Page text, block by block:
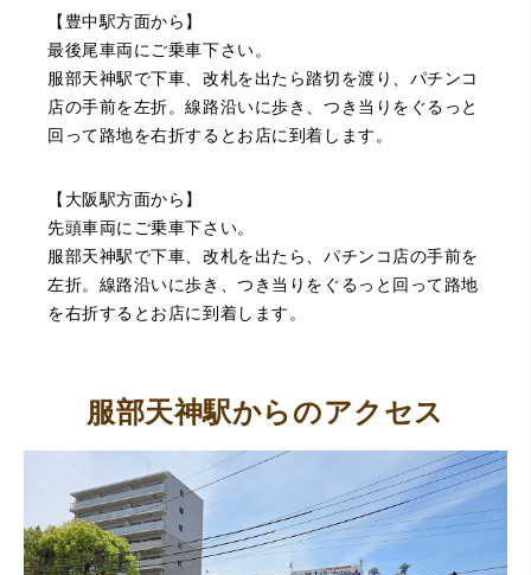
（豊中市西泉丘）初めて利用しましたが、とても親切丁寧
に査定をして頂き思いもよらない価格をいただきました。
正直他店の倍以上で驚きました。また機会があれば利用し
ます。
（大阪府東大阪市）ネットを見て安心できるお店であると
感じて飛び込みで訪問。飛びこみにも関わらず、とても親
切、丁ねいな対応をして頂き、思っていた以上の信用でき
るお店でした。満足いく金額で買い取って頂きました。あ
【豊中駅方面から】
最後尾車両にご乗車下さい。
服部天神駅で下車、改札を出たら踏切を渡り、パチンコ
店の手前を左折。線路沿いに歩き、つき当りをぐるっと
回って路地を右折するとお店に到着します。
【大阪駅方面から】
先頭車両にご乗車下さい。
服部天神駅で下車、改札を出たら、パチンコ店の手前を
左折。線路沿いに歩き、つき当りをぐるっと回って路地
を右折するとお店に到着します。
服部天神駅からのアクセス